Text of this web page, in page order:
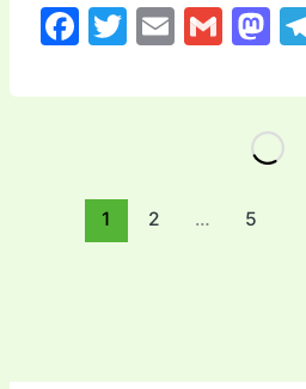
F
c
o
T
itt
E
ai
G
ai
M
st
o
d
1 2 … 5